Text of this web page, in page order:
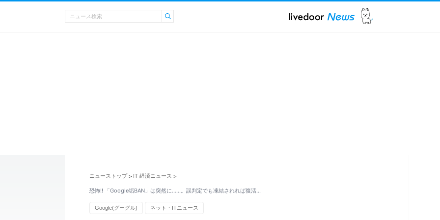
ニューストップ > IT 経済ニュース >
恐怖!! 「Google垢BAN」は突然に......。誤判定でも凍結されれば復活…
Google(グーグル) ネット・ITニュース